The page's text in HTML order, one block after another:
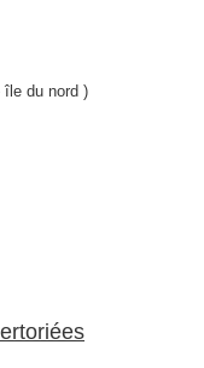
du nord )